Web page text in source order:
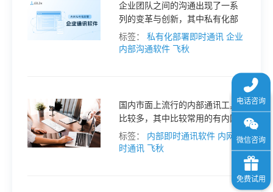
企业团队之间的沟通出现了一系
列的变革与创新，其中私有化部
署的公司内网内部沟通成为了一
种趋势。在这个领域内，有一些
绍这些工具和平台，了解其特点
标签： 私有化部署即时通讯 企业
内部沟通软件
飞秋
国内市面上流行的内部通讯工具
比较多，其中比较常用的有内网
通、飞秋和飞鸽传书。针对这几
种内部通讯工具，我们可以从如
标签： 内部即时通讯软件 内网即
时通讯
飞秋